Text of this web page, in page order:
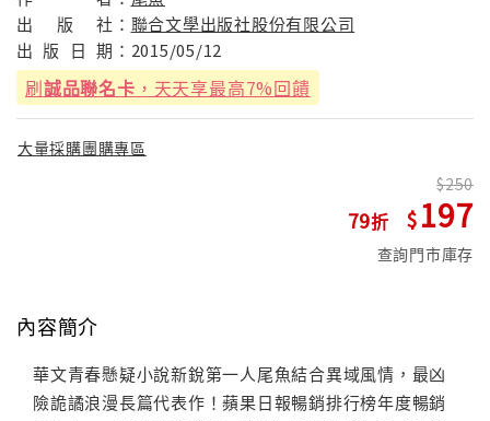
出
版 社： 聯合文學出版社股份有限公司
出 版 日 期： 2015/05/12
刷誠品聯名卡 ，天天享最高7%回饋
大量採購團購專區
79
250
197
查詢門市庫存
內容簡介
華文青春懸疑小說新銳第一人尾魚結合異域風情，最凶
險詭譎浪漫長篇代表作！蘋果日報暢銷排行榜年度暢銷